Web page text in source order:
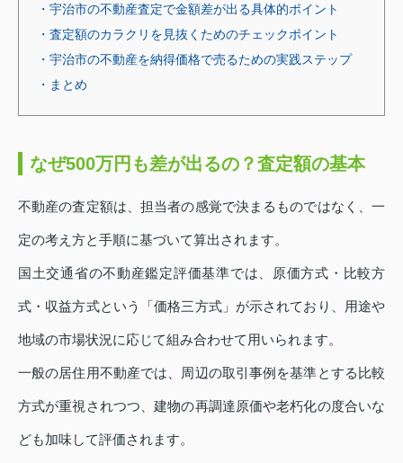
・宇治市の不動産査定で金額差が出る具体的ポイント
・査定額のカラクリを見抜くためのチェックポイント
・宇治市の不動産を納得価格で売るための実践ステップ
・まとめ
なぜ500万円も差が出るの？査定額の基本
不動産の査定額は、担当者の感覚で決まるものではなく、一
定の考え方と手順に基づいて算出されます。
国土交通省の不動産鑑定評価基準では、原価方式・比較方
式・収益方式という「価格三方式」が示されており、用途や
地域の市場状況に応じて組み合わせて用いられます。
一般の居住用不動産では、周辺の取引事例を基準とする比較
方式が重視されつつ、建物の再調達原価や老朽化の度合いな
ども加味して評価されます。